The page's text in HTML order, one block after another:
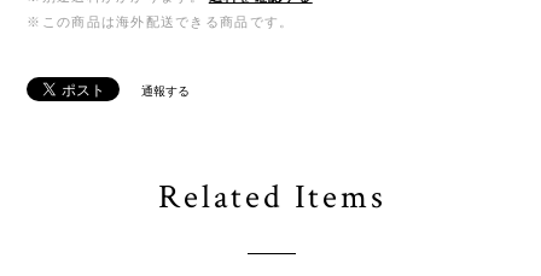
※この商品は海外配送できる商品です。
通報する
Related Items